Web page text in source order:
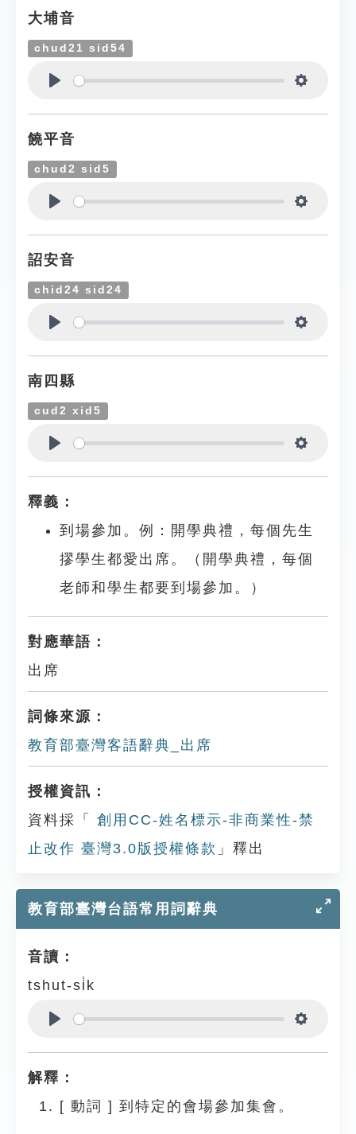
大埔音
chud21 sid54
饒平音
chud2 sid5
詔安音
chid24 sid24
南四縣
cud2 xid5
釋義：
到場參加。例：開學典禮，每個先生
摎學生都愛出席。（開學典禮，每個
老師和學生都要到場參加。）
對應華語：
出席
詞條來源：
教育部臺灣客語辭典_出席
授權資訊：
資料採「
創用CC-姓名標示-非商業性-禁
止改作 臺灣3.0版授權條款 」釋出
教育部臺灣台語常用詞辭典
音讀：
tshut-si̍k
解釋：
[ 動詞 ] 到特定的會場參加集會。